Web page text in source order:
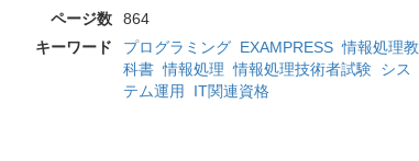
ページ数
864
キーワード
プログラミング EXAMPRESS 情報処理教
科書 情報処理 情報処理技術者試験 シス
テム運用
IT関連資格